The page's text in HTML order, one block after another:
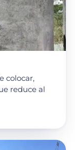
colocar,
reduce al